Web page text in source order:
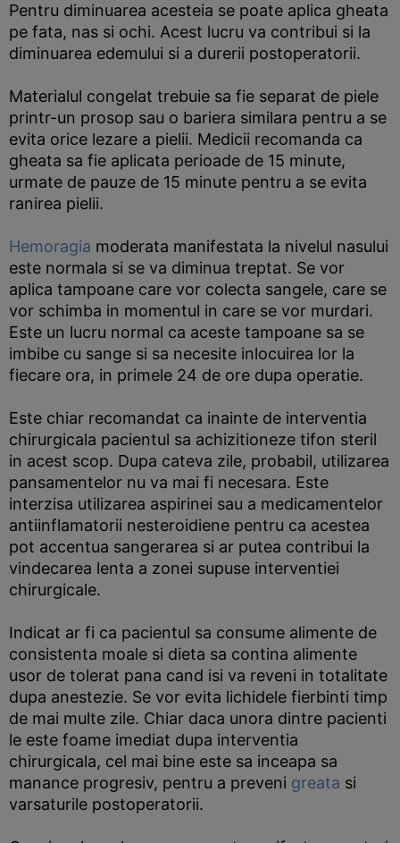
Pentru diminuarea acesteia se poate aplica gheata
pe fata, nas si ochi. Acest lucru va contribui si la
diminuarea edemului si a durerii postoperatorii.
Materialul congelat trebuie sa fie separat de piele
printr-un prosop sau o bariera similara pentru a se
evita orice lezare a pielii. Medicii recomanda ca
gheata sa fie aplicata perioade de 15 minute,
urmate de pauze de 15 minute pentru a se evita
ranirea pielii.
Hemoragia moderata manifestata la nivelul nasului
este normala si se va diminua treptat. Se vor
aplica tampoane care vor colecta sangele, care se
vor schimba in momentul in care se vor murdari.
Este un lucru normal ca aceste tampoane sa se
imbibe cu sange si sa necesite inlocuirea lor la
fiecare ora, in primele 24 de ore dupa operatie.
Este chiar recomandat ca inainte de interventia
chirurgicala pacientul sa achizitioneze tifon steril
in acest scop. Dupa cateva zile, probabil, utilizarea
pansamentelor nu va mai fi necesara. Este
interzisa utilizarea aspirinei sau a medicamentelor
antiinflamatorii nesteroidiene pentru ca acestea
pot accentua sangerarea si ar putea contribui la
vindecarea lenta a zonei supuse interventiei
chirurgicale.
Indicat ar fi ca pacientul sa consume alimente de
consistenta moale si dieta sa contina alimente
usor de tolerat pana cand isi va reveni in totalitate
dupa anestezie. Se vor evita lichidele fierbinti timp
de mai multe zile. Chiar daca unora dintre pacienti
le este foame imediat dupa interventia
chirurgicala, cel mai bine este sa inceapa sa
manance progresiv, pentru a preveni greata si
varsaturile postoperatorii.